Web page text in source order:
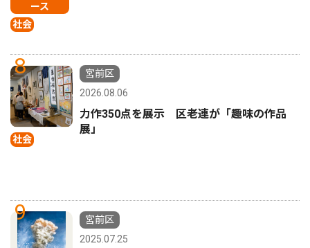
ース
社会
8
社会
宮前区
2026.08.06
力作350点を展示 区老連が「趣味の作品
展」
9
宮前区
2025.07.25